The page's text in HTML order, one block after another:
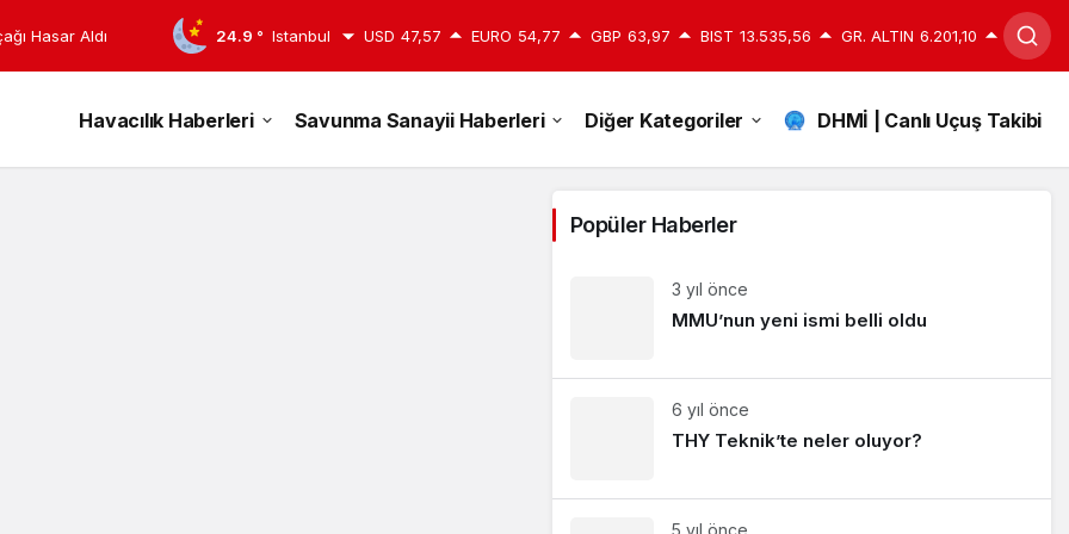
Hasar Aldı 24.9 ° Istanbul USD 47,57 EURO 54,77 GBP 63,97 BIST 13.535,56 GR. ALTIN 6.201,10
Havacılık Haberleri Savunma Sanayii Haberleri Diğer Kategoriler DHMİ | Canlı Uçuş Takibi
Popüler Haberler
3 yıl önce
MMU’nun yeni ismi belli oldu
6 yıl önce
THY Teknik’te neler oluyor?
5 yıl önce